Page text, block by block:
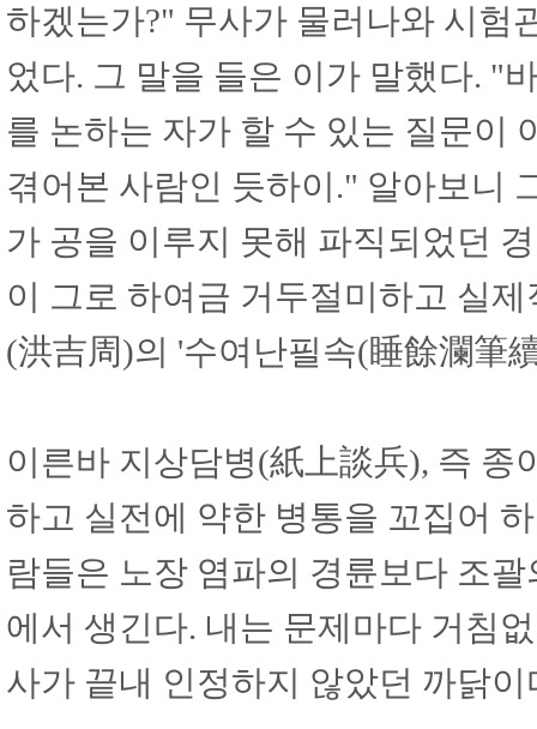
하겠는가?" 무사가 물러나와 시험
었다. 그 말을 들은 이가 말했다. "
를 논하는 자가 할 수 있는 질문이
겪어본 사람인 듯하이." 알아보니
가 공을 이루지 못해 파직되었던
이 그로 하여금 거두절미하고 실
(洪吉周)의 '수여난필속(睡餘瀾筆
이른바 지상담병(紙上談兵), 즉 종
하고 실전에 약한 병통을 꼬집어
람들은 노장 염파의 경륜보다 조
에서 생긴다. 내는 문제마다 거침
사가 끝내 인정하지 않았던 까닭이